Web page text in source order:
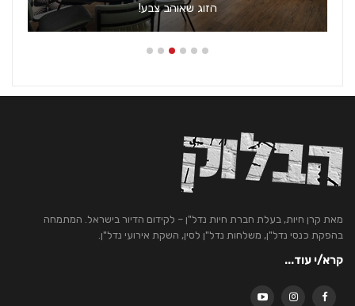
הזוג שאוהב צבע!
מאת קרן חיות, בעלת חברת חיות נדל"ן – לקידום הדיור בישראל. המתמחה
בהפקת כנסי נדל"ן, משלחות נדל"ן לסין, השקת אירועי נדל"ן.
קרא/י עוד...